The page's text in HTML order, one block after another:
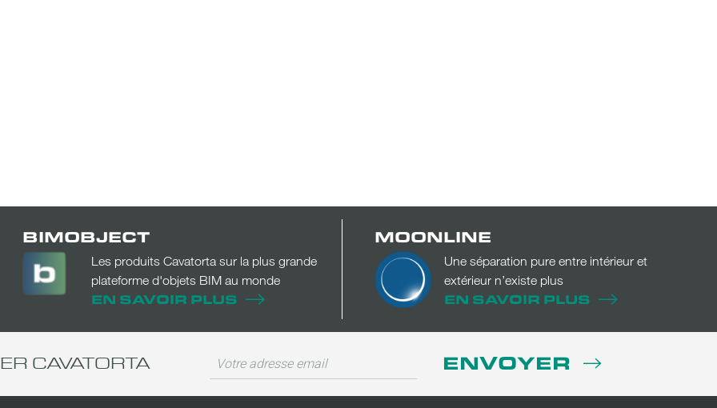
BIMOBJECT
Les produits Cavatorta sur la plus grande
plateforme d'objets BIM au monde
EN SAVOIR PLUS
MOONLINE
Une séparation pure entre intérieur et
extérieur n’existe plus
EN SAVOIR PLUS
CAVATORTA ENVOYER